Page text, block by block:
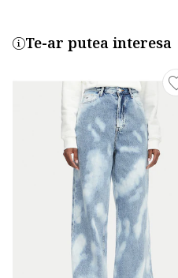
Te-ar putea interesa